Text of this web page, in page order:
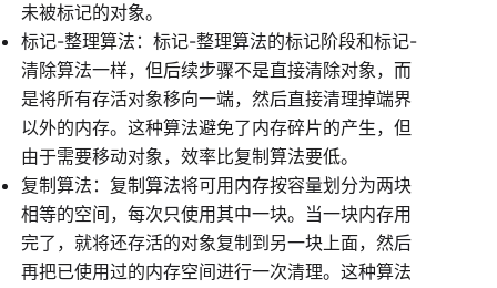
未被标记的对象。
标记-整理算法：标记-整理算法的标记阶段和标记-
清除算法一样，但后续步骤不是直接清除对象，而
是将所有存活对象移向一端，然后直接清理掉端界
以外的内存。这种算法避免了内存碎片的产生，但
由于需要移动对象，效率比复制算法要低。
复制算法：复制算法将可用内存按容量划分为两块
相等的空间，每次只使用其中一块。当一块内存用
完了，就将还存活的对象复制到另一块上面，然后
再把已使用过的内存空间进行一次清理。这种算法